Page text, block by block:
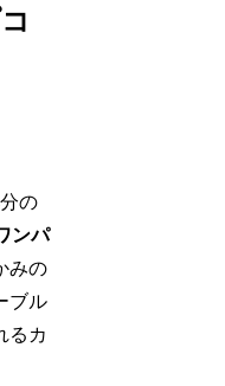
の
ンパ
みの
ブル
るカ